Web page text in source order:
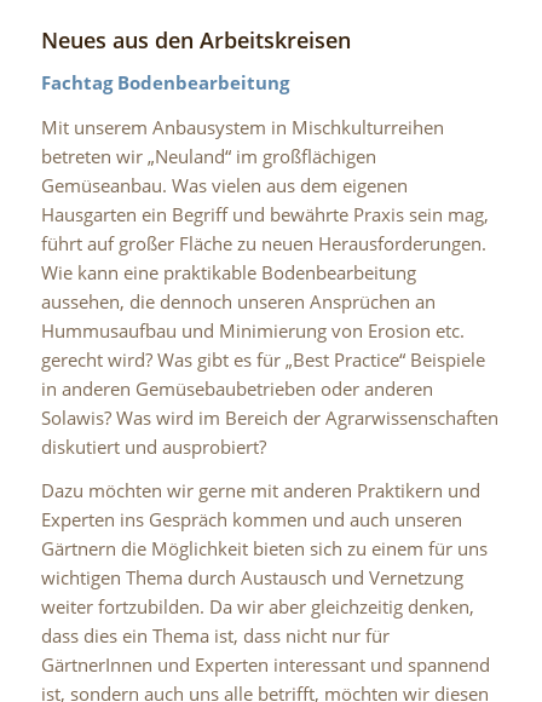
Neues aus den Arbeitskreisen
Fachtag Bodenbearbeitung
Mit unserem Anbausystem in Mischkulturreihen
betreten wir „Neuland“ im großflächigen
Gemüseanbau. Was vielen aus dem eigenen
Hausgarten ein Begriff und bewährte Praxis sein mag,
führt auf großer Fläche zu neuen Herausforderungen.
Wie kann eine praktikable Bodenbearbeitung
aussehen, die dennoch unseren Ansprüchen an
Hummusaufbau und Minimierung von Erosion etc.
gerecht wird? Was gibt es für „Best Practice“ Beispiele
in anderen Gemüsebaubetrieben oder anderen
Solawis? Was wird im Bereich der Agrarwissenschaften
diskutiert und ausprobiert?
Dazu möchten wir gerne mit anderen Praktikern und
Experten ins Gespräch kommen und auch unseren
Gärtnern die Möglichkeit bieten sich zu einem für uns
wichtigen Thema durch Austausch und Vernetzung
weiter fortzubilden. Da wir aber gleichzeitig denken,
dass dies ein Thema ist, dass nicht nur für
GärtnerInnen und Experten interessant und spannend
ist, sondern auch uns alle betrifft, möchten wir diesen